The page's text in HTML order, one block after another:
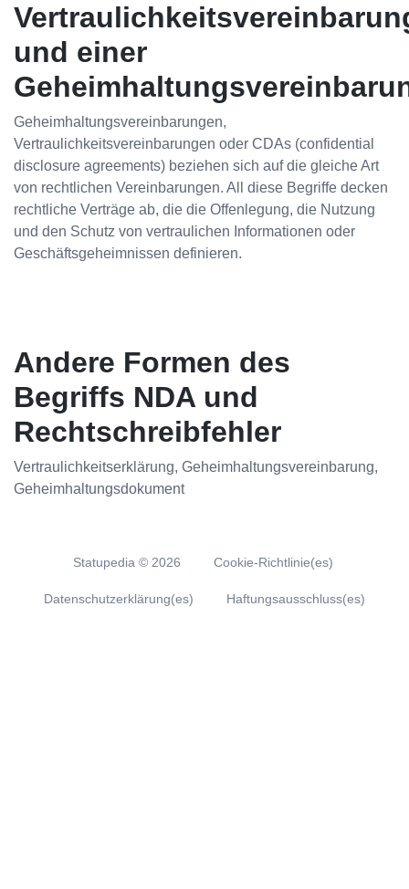
und einer
Geheimhaltungsvereinbarungen,
Vertraulichkeitsvereinbarungen oder CDAs (confidential
disclosure agreements) beziehen sich auf die gleiche Art
von rechtlichen Vereinbarungen. All diese Begriffe decken
rechtliche Verträge ab, die die Offenlegung, die Nutzung
und den Schutz von vertraulichen Informationen oder
Geschäftsgeheimnissen definieren.
Andere Formen des
Begriffs NDA und
Rechtschreibfehler
Vertraulichkeitserklärung, Geheimhaltungsvereinbarung,
Geheimhaltungsdokument
Statupedia © 2026 Cookie-Richtlinie(es)
Datenschutzerklärung(es) Haftungsausschluss(es)